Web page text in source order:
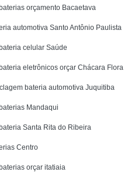
orçamento Bacaetava
automotiva Santo Antônio Paulista
celular Saúde
eletrônicos orçar Chácara Flora
bateria automotiva Juquitiba
Mandaqui
Santa Rita do Ribeira
Centro
orçar itatiaia